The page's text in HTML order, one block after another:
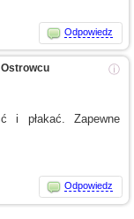
Odpowiedz
ⓘ
i płakać.
Zapewne
Odpowiedz